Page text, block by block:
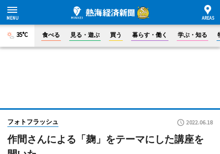
35°C 食べる 見る・遊ぶ 買う 暮らす・働く 学ぶ・知る
フォトフラッシュ 2022.06.18
作間さんによる「麹」をテーマにした講座を